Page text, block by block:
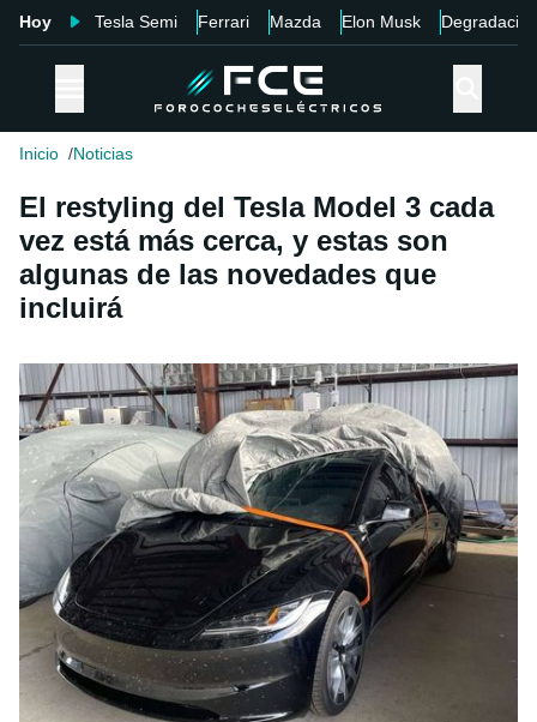
Hoy Tesla Semi Ferrari Mazda Elon Musk Degradación
Inicio Noticias
El restyling del Tesla Model 3 cada
vez está más cerca, y estas son
algunas de las novedades que
incluirá